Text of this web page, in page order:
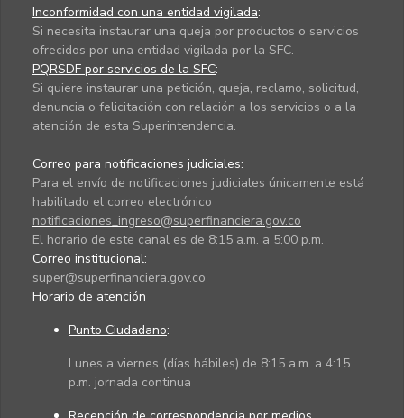
Inconformidad con una entidad vigilada:
Si necesita instaurar una queja por productos o servicios
ofrecidos por una entidad vigilada por la SFC.
PQRSDF por servicios de la SFC:
Si quiere instaurar una petición, queja, reclamo, solicitud,
denuncia o felicitación con relación a los servicios o a la
atención de esta Superintendencia.
Correo para notificaciones judiciales:
Para el envío de notificaciones judiciales únicamente está
habilitado el correo electrónico
notificaciones_ingreso@superfinanciera.gov.co
El horario de este canal es de 8:15 a.m. a 5:00 p.m.
Correo institucional:
super@superfinanciera.gov.co
Horario de atención
Punto Ciudadano:
Lunes a viernes (días hábiles) de 8:15 a.m. a 4:15
p.m. jornada continua